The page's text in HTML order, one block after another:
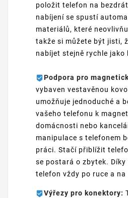
položit telefon na
nabíjení se spustí
materiálů, které
takže si můžete být jisti,
nabíjet stejně rychle jako
Podpora pro
vybaven vestavěnou
umožňuje jednoduché a
vašeho telefonu k
domácnosti nebo
manipulace s telefonem
práci. Stačí přiblížit
se postará o zbytek.
telefon vždy po ruce a na
Výřezy pro konektory: